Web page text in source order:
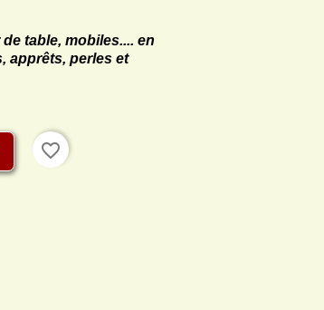
table, mobiles.... en
apprêts, perles et
favorite_border